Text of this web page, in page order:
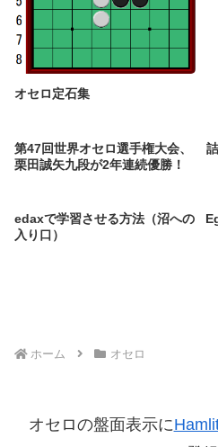
オセロ定石集
第47回世界オセロ選手権大会、
栗田誠矢九段が2年連続優勝！
edaxで学習させる方法（沼への
入り口）
ホーム オセロ
オセロの盤面表示に